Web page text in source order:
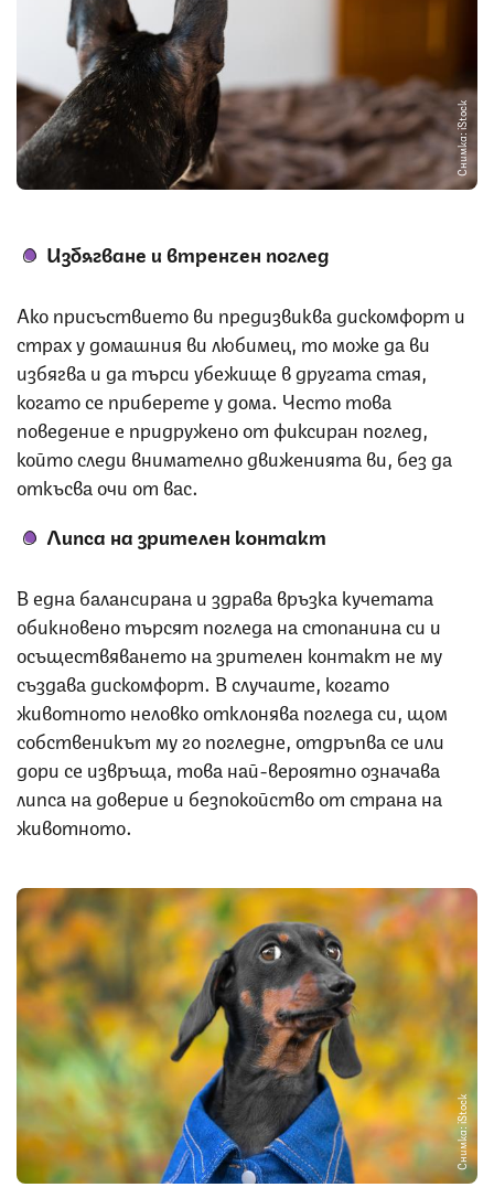
Снимка: iStock
Избягване и втренчен поглед
Ако присъствието ви предизвиква дискомфорт и
страх у домашния ви любимец, то може да ви
избягва и да търси убежище в другата стая,
когато се приберете у дома. Често това
поведение е придружено от фиксиран поглед,
който следи внимателно движенията ви, без да
откъсва очи от вас.
Липса на зрителен контакт
В една балансирана и здрава връзка кучетата
обикновено търсят погледа на стопанина си и
осъществяването на зрителен контакт не му
създава дискомфорт. В случаите, когато
животното неловко отклонява погледа си, щом
собственикът му го погледне, отдръпва се или
дори се извръща, това най-вероятно означава
липса на доверие и безпокойство от страна на
животното.
Снимка: iStock